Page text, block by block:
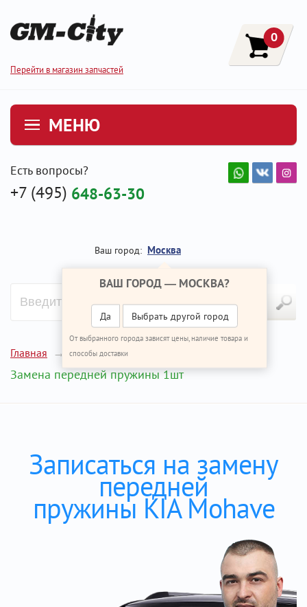
Перейти в магазин запчастей
0
МЕНЮ
Есть вопросы?
+7 (495) 648-63-30
Ваш город: Москва
ВАШ ГОРОД — МОСКВА?
Да Выбрать другой город
От выбранного города зависят цены, наличие товара и
способы доставки
Главная Ремонт КИА Мохаве
Замена передней пружины 1шт
Записаться на замену
передней
пружины KIA Mohave